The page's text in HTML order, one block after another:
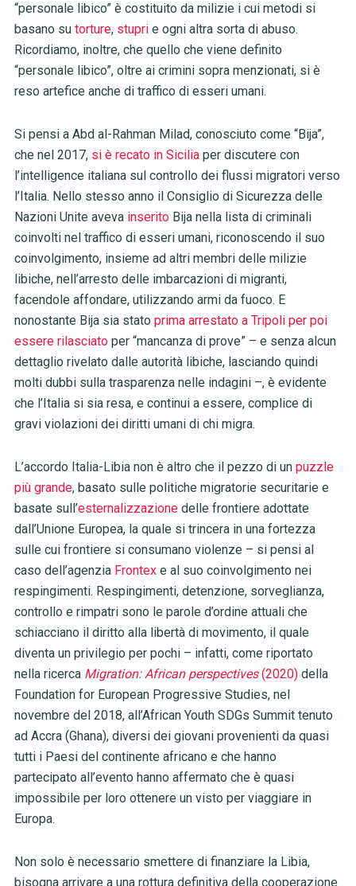
“personale libico” è costituito da milizie i cui metodi si
basano su torture, stuprie ogni altra sorta di abuso.
Ricordiamo, inoltre, che quello che viene definito
“personale libico”, oltre ai crimini sopra menzionati, si è
reso artefice anche di traffico di esseri umani.
Si pensi a Abd al-Rahman Milad, conosciuto come “Bija”,
che nel 2017, si è recato in Sicilia per discutere con
l’intelligence italiana sul controllo dei flussi migratori verso
l’Italia. Nello stesso anno il Consiglio di Sicurezza delle
Nazioni Unite aveva inseritoBija nella lista di criminali
coinvolti nel traffico di esseri umani, riconoscendo il suo
coinvolgimento, insieme ad altri membri delle milizie
libiche, nell’arresto delle imbarcazioni di migranti,
facendole affondare, utilizzando armi da fuoco. E
nonostante Bija sia stato prima arrestato a Tripoli per poi
essere rilasciatoper “mancanza di prove” – e senza alcun
dettaglio rivelato dalle autorità libiche, lasciando quindi
molti dubbi sulla trasparenza nelle indagini –, è evidente
che l’Italia si sia resa, e continui a essere, complice di
gravi violazioni dei diritti umani di chi migra.
L’accordo Italia-Libia non è altro che il pezzo di un puzzle
più grande, basato sulle politiche migratorie securitarie e
basate sull’esternalizzazionedelle frontiere adottate
dall’Unione Europea, la quale si trincera in una fortezza
sulle cui frontiere si consumano violenze – si pensi al
caso dell’agenzia Frontexe al suo coinvolgimento nei
respingimenti. Respingimenti, detenzione, sorveglianza,
controllo e rimpatri sono le parole d’ordine attuali che
schiacciano il diritto alla libertà di movimento, il quale
diventa un privilegio per pochi – infatti, come riportato
nella ricerca Migration: African perspectives(2020)della
Foundation for European Progressive Studies, nel
novembre del 2018, all’African Youth SDGs Summit tenuto
ad Accra (Ghana), diversi dei giovani provenienti da quasi
tutti i Paesi del continente africano e che hanno
partecipato all’evento hanno affermato che è quasi
impossibile per loro ottenere un visto per viaggiare in
Europa.
Non solo è necessario smettere di finanziare la Libia,
bisogna arrivare a una rottura definitiva della cooperazione